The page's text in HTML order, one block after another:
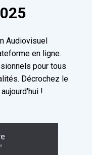
Audiovisuel
en ligne.
pour tous
Décrochez le
!